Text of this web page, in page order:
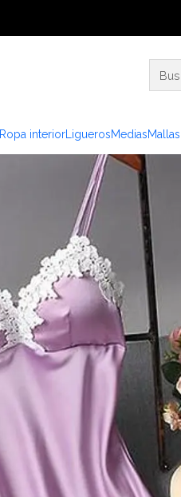
Ropa interior LiguerosMediasMallas